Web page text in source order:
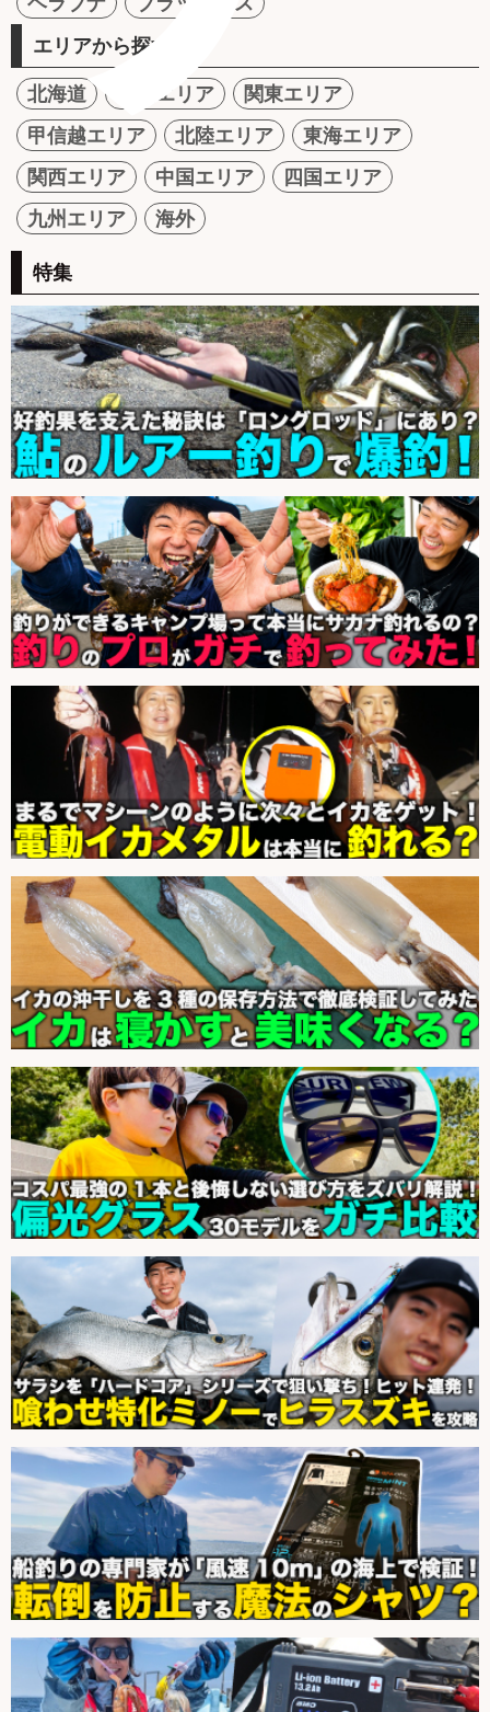
エリアから探す
北海道 東北エリア
関東エリア
甲信越エリア
北陸エリア
東海エリア
関西エリア
中国エリア
四国エリア
九州エリア
海外
特集